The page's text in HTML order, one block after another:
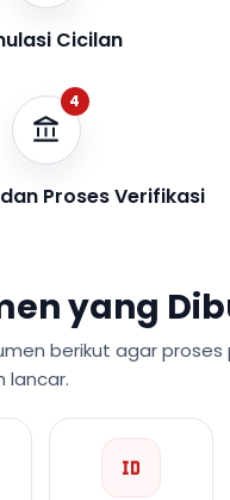
Cicilan
4
Proses Verifikasi
yang
berikut agar proses
lancar.